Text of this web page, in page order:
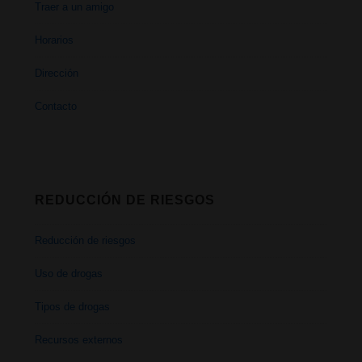
Traer a un amigo
Horarios
Dirección
Contacto
Reducción de riesgos
Uso de drogas
Tipos de drogas
Recursos externos